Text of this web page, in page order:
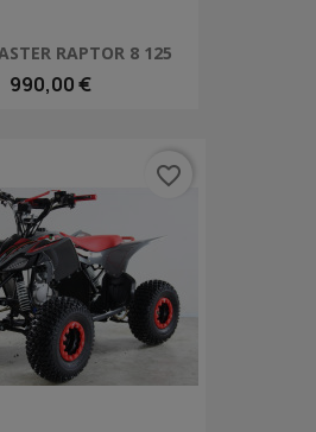
RAPTOR 8 125
990,00 €
favorite_border